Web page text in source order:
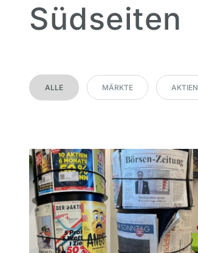
Südseiten
ALLE MÄRKTE AKTIEN